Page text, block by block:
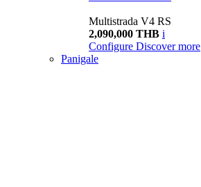
Multistrada V4 RS
2,090,000 THB i
Configure Discover more
Panigale